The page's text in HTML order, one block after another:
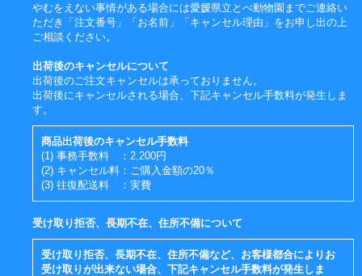
やむをえない事情がある場合には愛媛県立とべ動物園までご連絡い
ただき「注文番号」「お名前」「キャンセル理由」をお申し出の上
ご相談ください。
出荷後のキャンセルについて
出荷後のご注文キャンセルは承っておりません。
出荷後にキャンセルされる場合、下記キャンセル手数料が発生しま
す。
商品出荷後のキャンセル手数料
(1) 事務手数料 ：2,200円
(2) キャンセル料：ご購入金額の20％
(3) 往復配送料 ：実費
受け取り拒否、長期不在、住所不備について
受け取り拒否、長期不在、住所不備など、お客様都合によりお
受け取りが出来ない場合、下記キャンセル手数料が発生しま